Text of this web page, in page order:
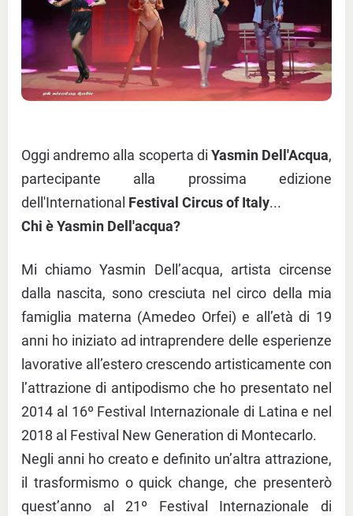
Oggi andremo alla scoperta di Yasmin Dell'Acqua,
partecipante alla prossima edizione
dell'International Festival Circus of Italy...
Chi è Yasmin Dell'acqua?
Mi chiamo Yasmin Dell’acqua, artista circense
dalla nascita, sono cresciuta nel circo della mia
famiglia materna (Amedeo Orfei) e all’età di 19
anni ho iniziato ad intraprendere delle esperienze
lavorative all’estero crescendo artisticamente con
l’attrazione di antipodismo che ho presentato nel
2014 al 16º Festival Internazionale di Latina e nel
2018 al Festival New Generation di Montecarlo.
Negli anni ho creato e definito un’altra attrazione,
il trasformismo o quick change, che presenterò
quest’anno al 21º Festival Internazionale di